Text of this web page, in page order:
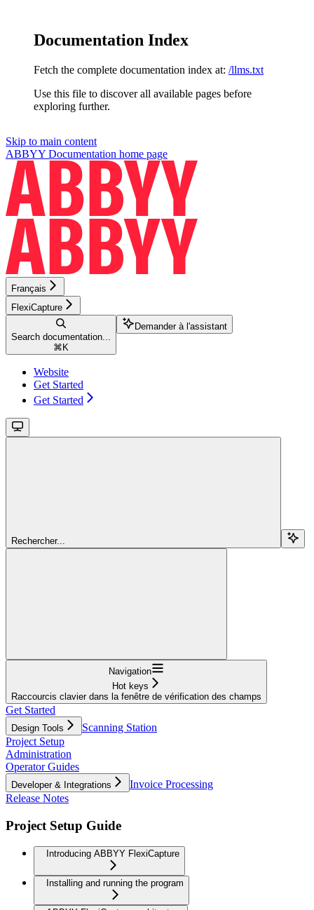
Documentation Index
Fetch the complete documentation index at: /llms.txt
Use this file to discover all available pages before
exploring further.
Skip to main content
ABBYY Documentation home page
Français
FlexiCapture
Search documentation...
⌘ K
Demander à l'assistant
Website
Get Started
Get Started
Rechercher...
Navigation
Hot keys
Raccourcis clavier dans la fenêtre de vérification des champs
Get Started
Design Tools
Scanning Station
Project Setup
Administration
Operator Guides
Developer & Integrations
Invoice Processing
Release Notes
Project Setup Guide
Introducing ABBYY FlexiCapture
Installing and running the program